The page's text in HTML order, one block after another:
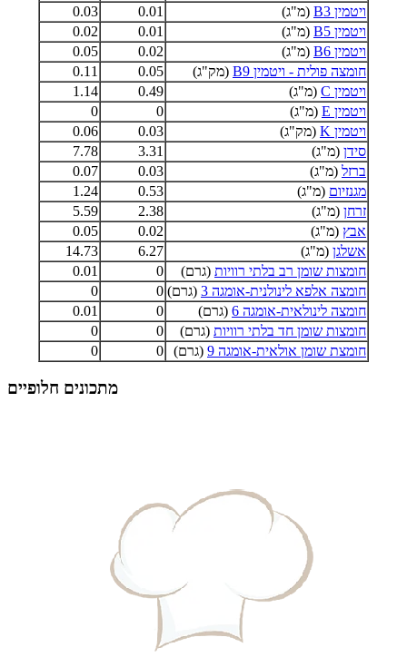
ויטמין B3
(מ"ג) 0.01
0.03
ויטמין B5
(מ"ג) 0.01
0.02
ויטמין B6
(מ"ג) 0.02
0.05
חומצה פולית - ויטמין B9
(מק"ג) 0.05
0.11
ויטמין C
(מ"ג) 0.49
1.14
ויטמין E
(מ"ג) 0
0
ויטמין K
(מק"ג) 0.03
0.06
סידן (מ"ג) 3.31
7.78
ברזל (מ"ג) 0.03
0.07
מגנזיום (מ"ג) 0.53
1.24
זרחן (מ"ג) 2.38
5.59
אבץ (מ"ג) 0.02
0.05
אשלגן (מ"ג) 6.27
14.73
חומצות שומן רב בלתי רוויות (גרם) 0
0.01
חומצה אלפא לינולנית-אומגה 3
(גרם) 0
0
חומצה לינולאית-אומגה 6
(גרם) 0
0.01
חומצות שומן חד בלתי רוויות (גרם) 0
0
חומצת שומן אולאית-אומגה 9
(גרם) 0
0
מתכונים חלופיים